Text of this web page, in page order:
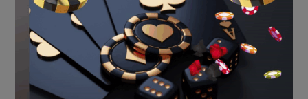
轉載請注明出處：
http://news.yuduxx.com/shwx/630411.html，感謝互
助！
2023-